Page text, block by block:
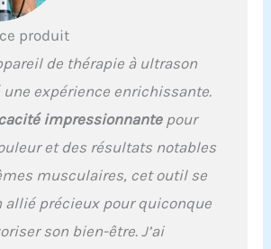
produit
de thérapie à ultrason
une expérience enrichissante.
impressionnantepour
et des résultats notables
musculaires, cet outil se
allié précieux pour quiconque
son bien-être. J’ai